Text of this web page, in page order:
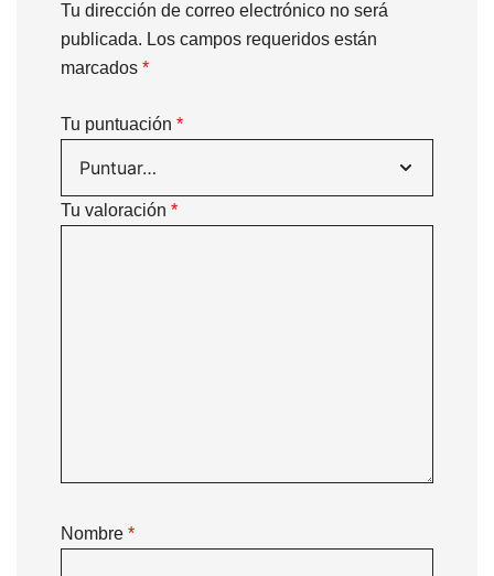
Tu dirección de correo electrónico no será
publicada. Los campos requeridos están
marcados *
Tu puntuación *
Tu valoración *
Nombre *